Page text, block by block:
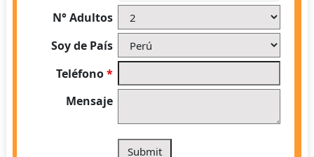
N° Adultos
Soy de País
Teléfono*
Mensaje